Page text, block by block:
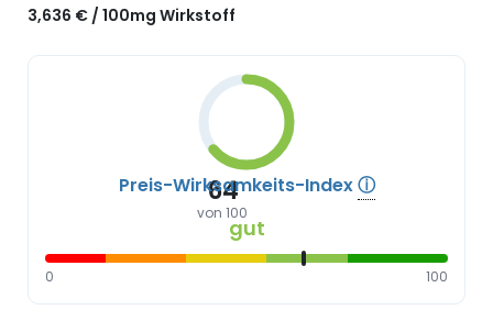
3,636 € / 100mg Wirkstoff
64
von 100
Preis-Wirksamkeits-Indexⓘ
gut
0 100